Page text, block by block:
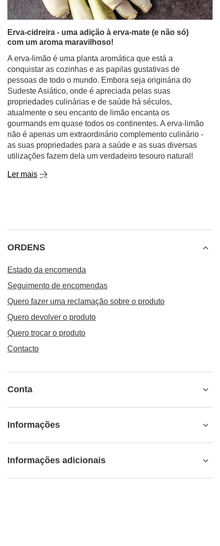
Erva-cidreira - uma adição à erva-mate (e não só)
com um aroma maravilhoso!
A erva-limão é uma planta aromática que está a
conquistar as cozinhas e as papilas gustativas de
pessoas de todo o mundo. Embora seja originária do
Sudeste Asiático, onde é apreciada pelas suas
propriedades culinárias e de saúde há séculos,
atualmente o seu encanto de limão encanta os
gourmands em quase todos os continentes. A erva-limão
não é apenas um extraordinário complemento culinário -
as suas propriedades para a saúde e as suas diversas
utilizações fazem dela um verdadeiro tesouro natural!
Ler mais
ORDENS
Estado da encomenda
Seguimento de encomendas
Quero fazer uma reclamação sobre o produto
Quero devolver o produto
Quero trocar o produto
Contacto
Conta
Informações
Informações adicionais